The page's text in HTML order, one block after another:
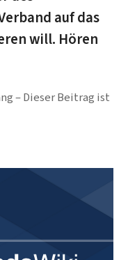
auf das
will. Hören
Dieser Beitrag ist